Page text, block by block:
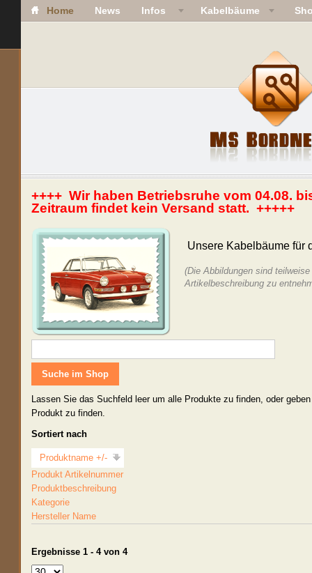
Home News Infos Kabelbäume
++++ Wir haben Betriebsruhe vom 04.08.
Zeitraum findet kein Versand statt. +++++
Unsere Kabelbäume für
(Die Abbildungen sind
Artikelbeschreibung zu
Lassen Sie das Suchfeld leer um alle Produkte zu finden, oder
Produkt zu finden.
Sortiert nach
Produktname +/-
Produkt Artikelnummer
Produktbeschreibung
Kategorie
Hersteller Name
Ergebnisse 1 - 4 von 4